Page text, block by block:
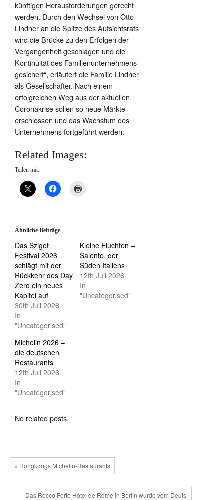
künftigen Herausforderungen gerecht
werden. Durch den Wechsel von Otto
Lindner an die Spitze des Aufsichtsrats
wird die Brücke zu den Erfolgen der
Vergangenheit geschlagen und die
Kontinuität des Familienunternehmens
gesichert“, erläutert die Familie Lindner
als Gesellschafter. Nach einem
erfolgreichen Weg aus der aktuellen
Coronakrise sollen so neue Märkte
erschlossen und das Wachstum des
Unternehmens fortgeführt werden.
Related Images:
Teilen mit:
Ähnliche Beiträge
Das Sziget
Festival 2026
schlägt mit der
Rückkehr des Day
Zero ein neues
Kapitel auf
30th Juli 2026
In
"Uncategorised"
Kleine Fluchten –
Salento, der
Süden Italiens
12th Juli 2026
In
"Uncategorised"
Michelin 2026 –
die deutschen
Restaurants
12th Juli 2026
In
"Uncategorised"
No related posts.
« Hongkongs Michelin-Restaurants
Das Rocco Forte Hotel de Rome in Berlin wurde vom Deuts